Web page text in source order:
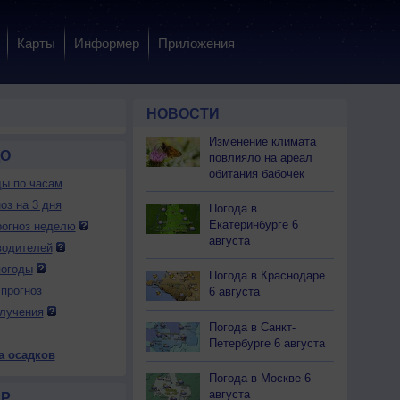
Карты Информер Приложения
9 вс
Вечер
10 пн 10 пн
по часам
на 3 дня
неделю
осадков
НОВОСТИ
Изменение климата
повлияло на ареал
обитания бабочек
Погода в
Екатеринбурге 6
августа
Погода в Краснодаре
6 августа
Погода в Санкт-
Петербурге 6 августа
Погода в Москве 6
августа